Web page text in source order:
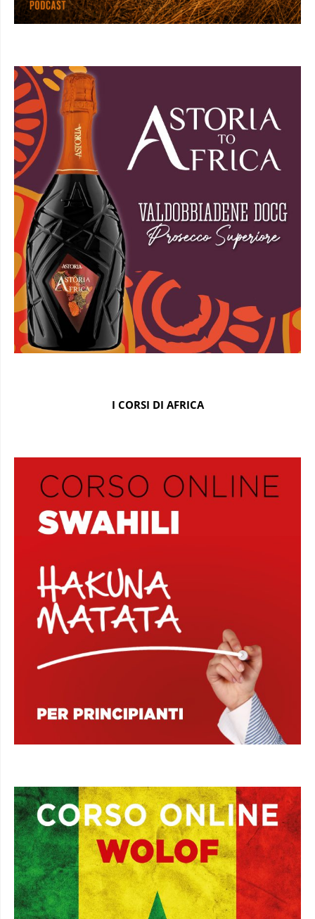
I CORSI DI AFRICA